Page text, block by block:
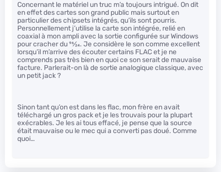
Concernant le matériel un truc m’a toujours intrigué. On dit
en effet des cartes son grand public mais surtout en
particulier des chipsets intégrés, qu’ils sont pourris.
Personnellement j’utilise la carte son intégrée, relié en
coaxial à mon ampli avec la sortie configurée sur Windows
pour cracher du96⁄24. Je considère le son comme excellent
lorsqu’il m’arrive des écouter certains FLAC et je ne
comprends pas très bien en quoi ce son serait de mauvaise
facture. Parlerait-on là de sortie analogique classique, avec
un petit jack ?
Sinon tant qu’on est dans les flac, mon frère en avait
téléchargé un gros pack et je les trouvais pour la plupart
exécrables. Je les ai tous effacé, je pense que la source
était mauvaise ou le mec qui a converti pas doué. Comme
quoi…